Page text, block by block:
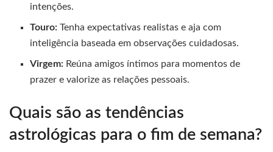
intenções.
Touro: Tenha expectativas realistas e aja com
inteligência baseada em observações cuidadosas.
Virgem: Reúna amigos íntimos para momentos de
prazer e valorize as relações pessoais.
Quais são as tendências
astrológicas para o fim de semana?